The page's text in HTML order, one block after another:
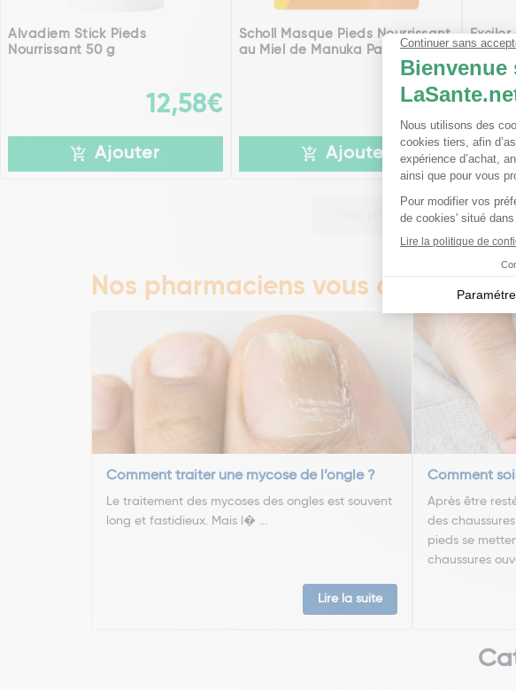
Alvadiem Stick Pieds
Nourrissant 50 g
12,58€
Ajouter
Scholl Masque Pieds Nourrissant
au Miel de Manuka Paire
5,99€
Ajouter
Pieds
Page précédente 1
Nos pharmaciens vous conseillent
Comment traiter une mycose de l’ongle ?
Le traitement des mycoses des ongles est souvent
long et fastidieux. Mais l� ...
Lire la suite
Comment
Après être
des
pieds se
chaussures